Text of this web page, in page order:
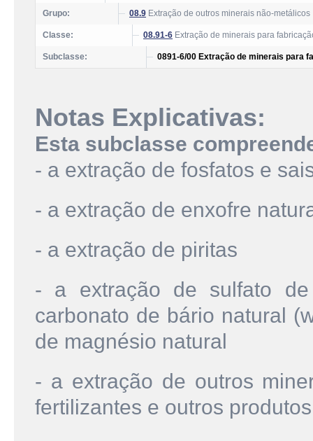
Grupo: 08.9 Extração de outros minerais não-metálicos
Classe: 08.91-6 Extração de minerais para
Subclasse: 0891-6/00 Extração de minerais para
Notas Explicativas:
Esta subclasse
- a extração de fosfatos e
- a extração de enxofre
- a extração de piritas
- a extração de sulfato
carbonato de bário natural
de magnésio natural
- a extração de outros
fertilizantes e outros